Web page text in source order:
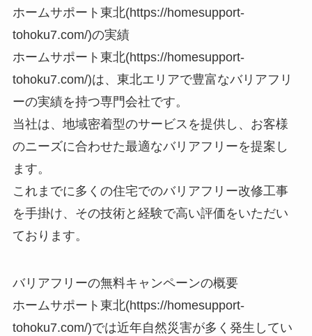
ホームサポート東北(https://homesupport-
tohoku7.com/)の実績
ホームサポート東北(https://homesupport-
tohoku7.com/)は、東北エリアで豊富なバリアフリ
ーの実績を持つ専門会社です。
当社は、地域密着型のサービスを提供し、お客様
のニーズに合わせた最適なバリアフリーを提案し
ます。
これまでに多くの住宅でのバリアフリー改修工事
を手掛け、その技術と経験で高い評価をいただい
ております。
バリアフリーの無料キャンペーンの概要
ホームサポート東北(https://homesupport-
tohoku7.com/)では近年自然災害が多く発生してい